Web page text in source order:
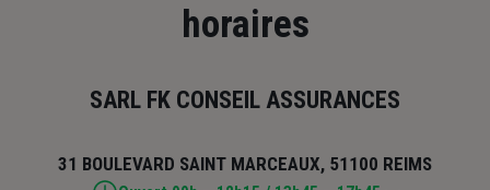
horaires
SARL FK CONSEIL ASSURANCES
31 BOULEVARD SAINT MARCEAUX, 51100 REIMS